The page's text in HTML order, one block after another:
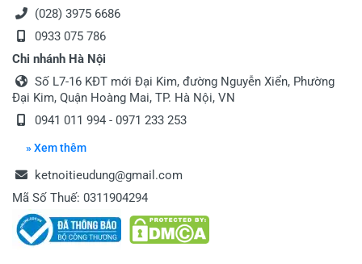
(028) 3975 6686
0933 075 786
Chi nhánh Hà Nội
Số L7-16 KĐT mới Đại Kim, đường Nguyễn Xiển, Phường
Đại Kim, Quận Hoàng Mai, TP. Hà Nội, VN
0941 011 994 - 0971 233 253
» Xem thêm
ketnoitieudung@gmail.com
Mã Số Thuế: 0311904294